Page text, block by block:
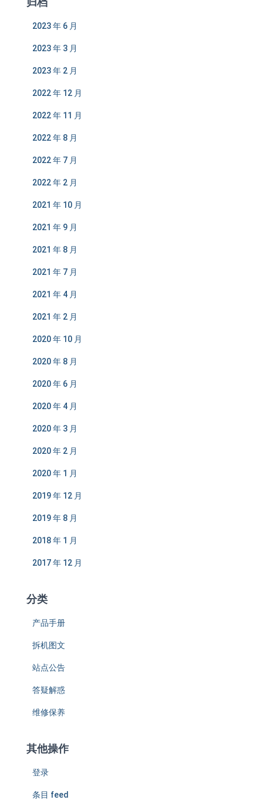
2023 年 6 月
2023 年 3 月
2023 年 2 月
2022 年 12 月
2022 年 11 月
2022 年 8 月
2022 年 7 月
2022 年 2 月
2021 年 10 月
2021 年 9 月
2021 年 8 月
2021 年 7 月
2021 年 4 月
2021 年 2 月
2020 年 10 月
2020 年 8 月
2020 年 6 月
2020 年 4 月
2020 年 3 月
2020 年 2 月
2020 年 1 月
2019 年 12 月
2019 年 8 月
2018 年 1 月
2017 年 12 月
分类
产品手册
拆机图文
站点公告
答疑解惑
维修保养
其他操作
登录
条目 feed